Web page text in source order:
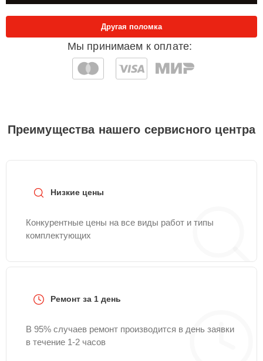
Мы принимаем к оплате:
Другая поломка
Преимущества нашего сервисного центра
Низкие цены
Конкурентные цены на все виды работ и типы
комплектующих
Ремонт за 1 день
В 95% случаев ремонт производится в день заявки
в течение 1-2 часов